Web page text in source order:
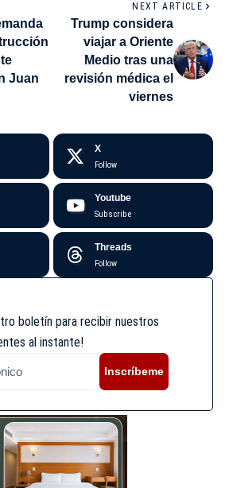
Juan
NEXT ARTICLE
Trump considera
viajar a Oriente
Medio tras una
revisión médica el
viernes
X
Follow
Youtube
Subscribe
Threads
Follow
boletín para recibir nuestros
al instante!
Inscríbeme